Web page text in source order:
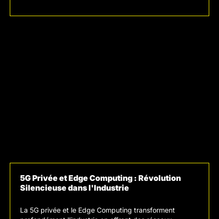
la mode, souvent problématique. J’y mobilise mes
5G Privée et Edge Computing : Révolution
Silencieuse dans l'Industrie
La 5G privée et le Edge Computing transforment